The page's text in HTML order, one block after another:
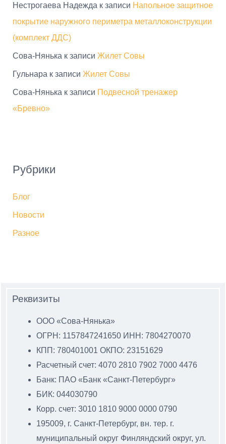
Нестрогаева Надежда к записи Напольное защитное
покрытие наружного периметра металлоконструкции
(комплект ДДС)
Сова-Нянька к записи Жилет Совы
Гульнара к записи Жилет Совы
Сова-Нянька к записи Подвесной тренажер
«Бревно»
Рубрики
Блог
Новости
Разное
Реквизиты
ООО «Сова-Нянька»
ОГРН: 1157847241650 ИНН: 7804270070
КПП: 780401001 ОКПО: 23151629
Расчетный счет: 4070 2810 7902 7000 4476
Банк: ПАО «Банк «Санкт-Петербург»
БИК: 044030790
Корр. счет: 3010 1810 9000 0000 0790
195009, г. Санкт-Петербург, вн. тер. г.
муниципальный округ Финляндский округ, ул.